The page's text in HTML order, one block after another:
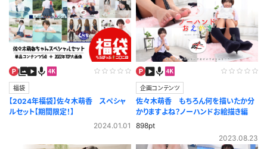
福袋
【2024年福袋】佐々木萌香 スペシャ
ルセット【期間限定！】
2024.01.01
企画コンテンツ
佐々木萌香 もちろん何を描いたか分
かりますよね？ノーハンドお絵描き編
898pt
2023.08.23